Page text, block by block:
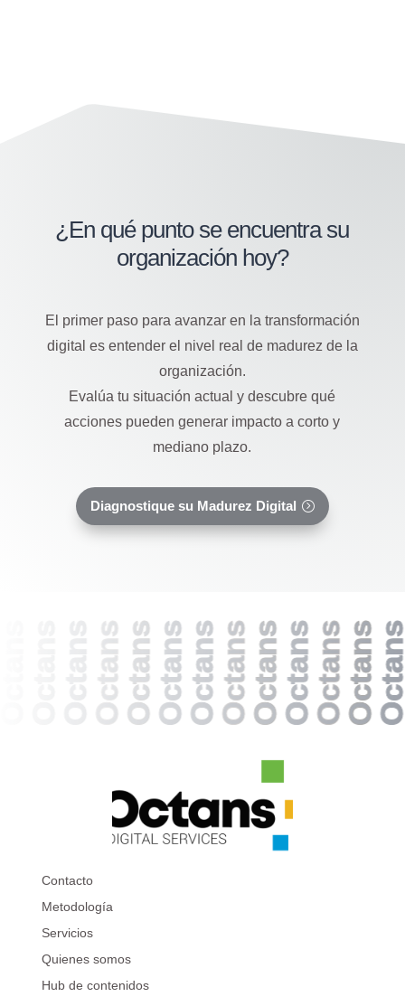
¿En qué punto se encuentra su
organización hoy?
El primer paso para avanzar en la transformación
digital es entender el nivel real de madurez de la
organización.
Evalúa tu situación actual y descubre qué
acciones pueden generar impacto a corto y
mediano plazo.
Diagnostique su Madurez Digital
Contacto
Metodología
Servicios
Quienes somos
Hub de contenidos
OctansOctansOctansOctansOctansOctansOctansOctansOctansOctans